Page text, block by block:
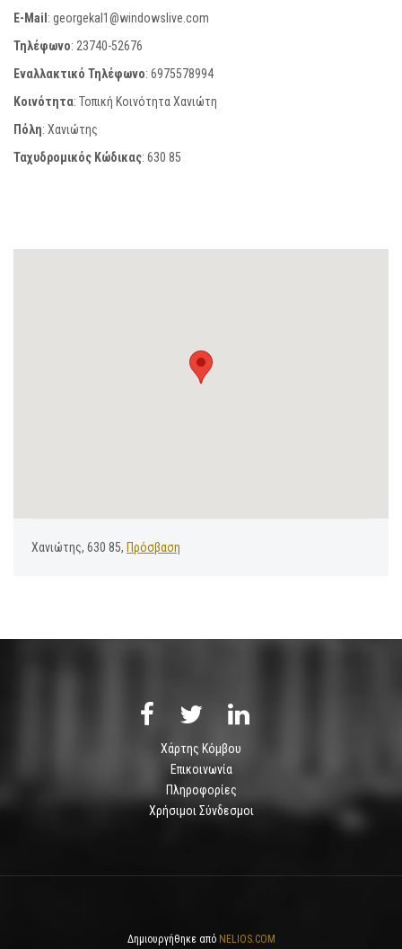
E-Mail: georgekal1@windowslive.com
Τηλέφωνο: 23740-52676
Εναλλακτικό Τηλέφωνο: 6975578994
Κοινότητα: Τοπική Κοινότητα Χανιώτη
Πόλη: Χανιώτης
Ταχυδρομικός Κώδικας: 630 85
Χανιώτης, 630 85, Πρόσβαση
Χάρτης Κόμβου
Επικοινωνία
Πληροφορίες
Χρήσιμοι Σύνδεσμοι
Δημιουργήθηκε από NELIOS.COM